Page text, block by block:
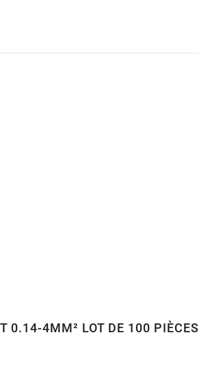
0.14-4MM² LOT DE 100 PIÈCES